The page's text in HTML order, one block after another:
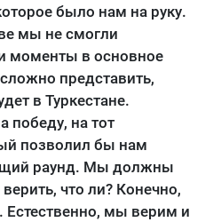
было нам на руку.
мы не смогли
моменты в основное
представить,
в Туркестане.
победу, на тот
позволил бы нам
раунд. Мы должны
что ли? Конечно,
Естественно, мы верим и